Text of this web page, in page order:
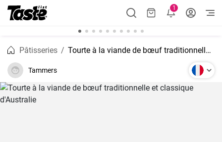
1
Pâtisseries Tourte à la viande de bœuf traditionnelle et classique d'Australie
Tammers